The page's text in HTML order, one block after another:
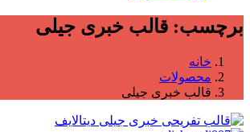
برچسب: قالب خبری جیلی
خانه
محصولات
قالب خبری جیلی